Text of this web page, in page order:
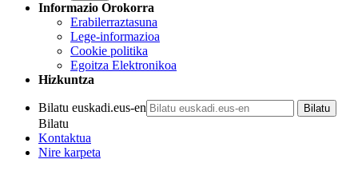
Informazio Orokorra
Erabilerraztasuna
Lege-informazioa
Cookie politika
Egoitza Elektronikoa
Hizkuntza
Bilatu euskadi.eus-en
Bilatu
Kontaktua
Nire karpeta